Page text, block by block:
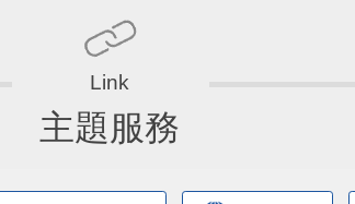
主題服務